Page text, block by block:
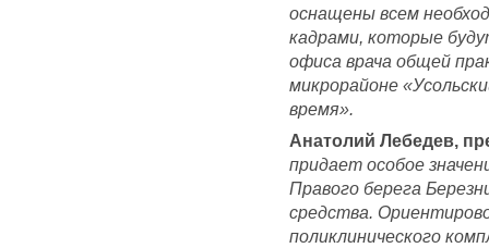
оснащены всем
кадрами, которые
офиса врача общей
микрорайоне
время».
Анатолий Лебедев,
придает особое
Правого берега
средства.
поликлинического